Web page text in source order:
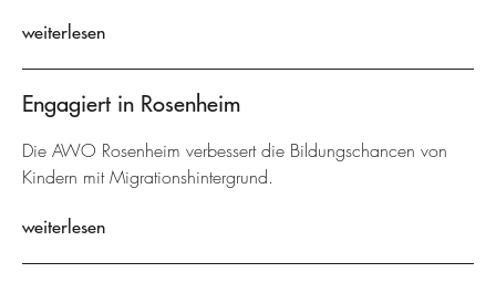
weiterlesen
Engagiert in Rosenheim
Die AWO Rosenheim verbessert die Bildungschancen von
Kindern mit Migrationshintergrund.
weiterlesen